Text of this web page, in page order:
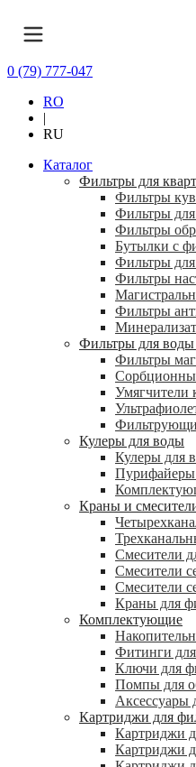
0 (79) 777-047
RO
|
RU
Каталог
Фильтры для
Фильтры
Фильтры
Фильтры
Бутылки с
Фильтры
Фильтры
Фильтры
Фильтры для воды
Фильтры
Умягчители
Кулеры для воды
Кулеры для
Краны и
Смесители
Смесители
Смесители
Краны для
Комплектующие
Фитинги
Ключи для
Помпы для
Аксессуары
Картриджи для
Картриджи
Картриджи